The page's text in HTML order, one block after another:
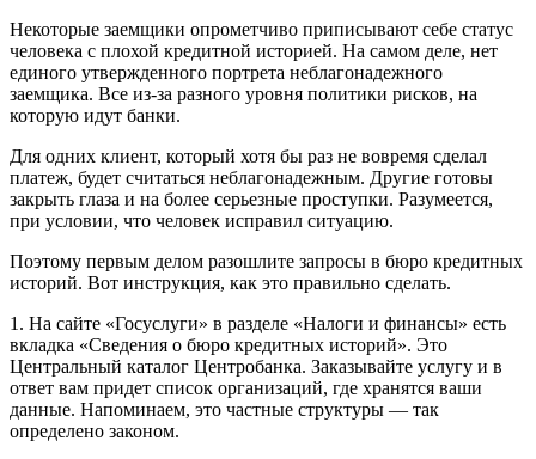
Некоторые заемщики опрометчиво приписывают себе статус
человека с плохой кредитной историей. На самом деле, нет
единого утвержденного портрета неблагонадежного
заемщика. Все из-за разного уровня политики рисков, на
которую идут банки.
Для одних клиент, который хотя бы раз не вовремя сделал
платеж, будет считаться неблагонадежным. Другие готовы
закрыть глаза и на более серьезные проступки. Разумеется,
при условии, что человек исправил ситуацию.
Поэтому первым делом разошлите запросы в бюро кредитных
историй. Вот инструкция, как это правильно сделать.
1. На сайте «Госуслуги» в разделе «Налоги и финансы» есть
вкладка «Сведения о бюро кредитных историй». Это
Центральный каталог Центробанка. Заказывайте услугу и в
ответ вам придет список организаций, где хранятся ваши
данные. Напоминаем, это частные структуры — так
определено законом.